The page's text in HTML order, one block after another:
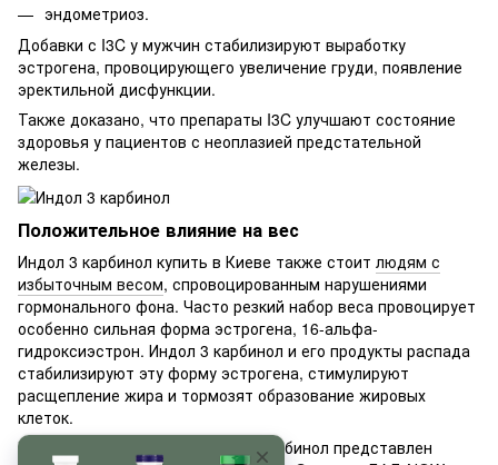
эндометриоз.
Добавки с I3C у мужчин стабилизируют выработку
эстрогена, провоцирующего увеличение груди, появление
эректильной дисфункции.
Также доказано, что препараты I3C улучшают состояние
здоровья у пациентов с неоплазией предстательной
железы.
Положительное влияние на вес
Индол 3 карбинол купить в Киеве также стоит людям с
избыточным весом, спровоцированным нарушениями
гормонального фона. Часто резкий набор веса провоцирует
особенно сильная форма эстрогена, 16-альфа-
гидроксиэстрон. Индол 3 карбинол и его продукты распада
стабилизируют эту форму эстрогена, стимулируют
расщепление жира и тормозят образование жировых
клеток.
В магазине MonsterLab индол 3 карбинол представлен